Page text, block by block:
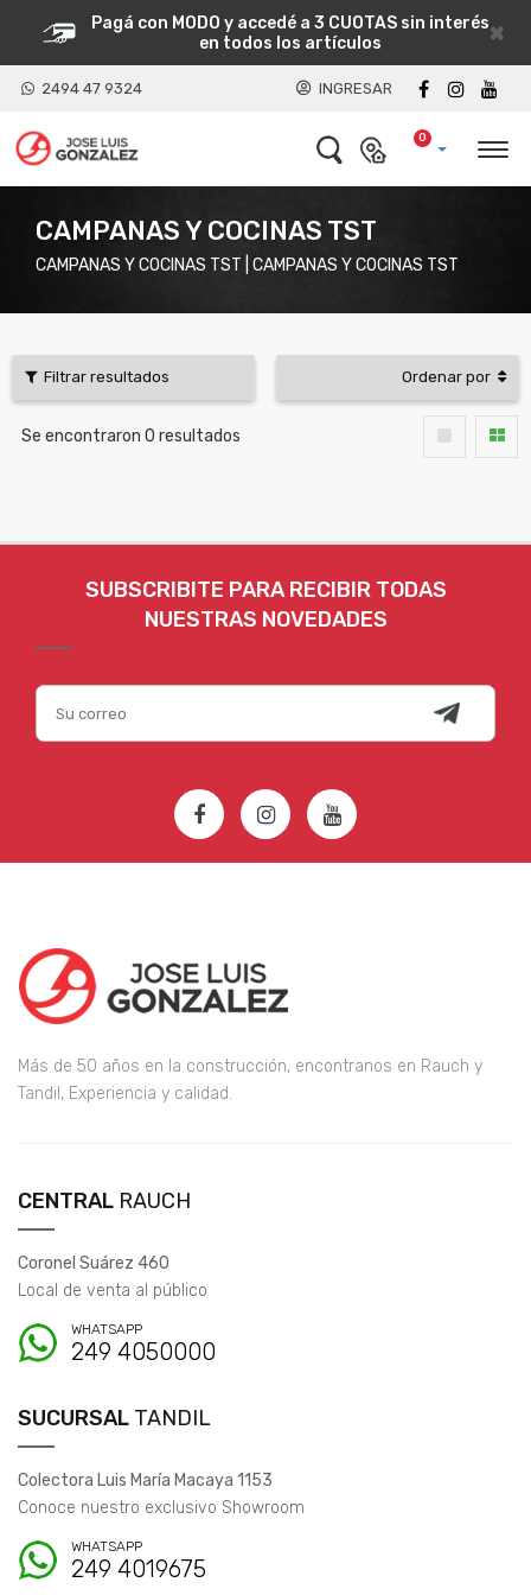
×
Pagá con MODO y accedé a 3 CUOTAS sin interés
en todos los artículos
2494 47 9324 INGRESAR
0
CAMPANAS Y COCINAS TST
CAMPANAS Y COCINAS TST | CAMPANAS Y COCINAS TST
Filtrar resultados Ordenar por
Se encontraron 0 resultados
SUBSCRIBITE PARA RECIBIR TODAS
NUESTRAS NOVEDADES
Más de 50 años en la construcción, encontranos en Rauch y
Tandil, Experiencia y calidad.
CENTRAL RAUCH
Coronel Suárez 460
Local de venta al público
WHATSAPP
249 4050000
SUCURSAL TANDIL
Colectora Luis María Macaya 1153
Conoce nuestro exclusivo Showroom
WHATSAPP
249 4019675